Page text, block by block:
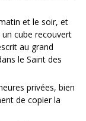
et le soir, et
un cube recouvert
au grand
le Saint des
privées, bien
de copier la